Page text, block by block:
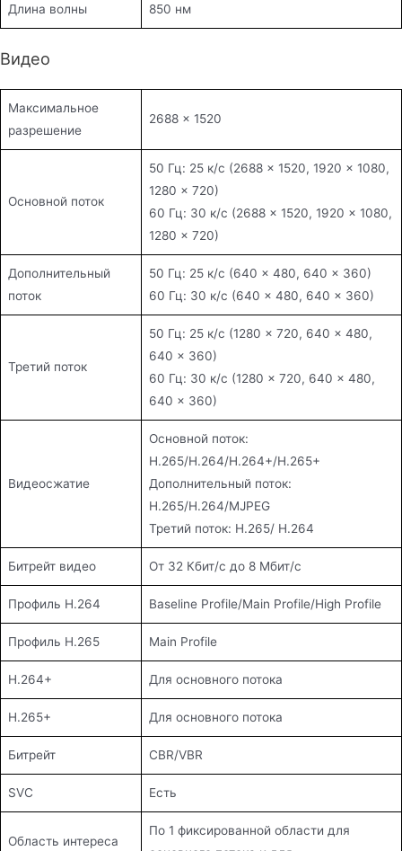
Длина волны 850 нм
Видео
Максимальное
разрешение
2688 × 1520
Основной поток
50 Гц: 25 к/с (2688 × 1520, 1920 × 1080,
1280 × 720)
60 Гц: 30 к/с (2688 × 1520, 1920 × 1080,
1280 × 720)
Дополнительный
поток
50 Гц: 25 к/с (640 × 480, 640 × 360)
60 Гц: 30 к/с (640 × 480, 640 × 360)
Третий поток
50 Гц: 25 к/с (1280 × 720, 640 × 480,
640 × 360)
60 Гц: 30 к/с (1280 × 720, 640 × 480,
640 × 360)
Видеосжатие
Основной поток:
H.265/H.264/H.264+/H.265+
Дополнительный поток:
H.265/H.264/MJPEG
Третий поток: H.265/ H.264
Битрейт видео От 32 Кбит/с до 8 Мбит/с
Профиль H.264 Baseline Profile/Main Profile/High Profile
Профиль H.265 Main Profile
H.264+ Для основного потока
H.265+ Для основного потока
Битрейт CBR/VBR
SVC Есть
Область интереса
По 1 фиксированной области для